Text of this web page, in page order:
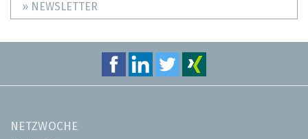
» NEWSLETTER
NETZWOCHE